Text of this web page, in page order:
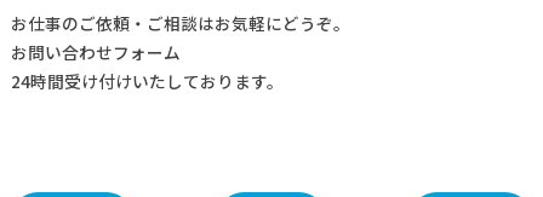
お仕事のご依頼・ご相談はお気軽にどうぞ。
お問い合わせフォーム
24時間受け付けいたしております。